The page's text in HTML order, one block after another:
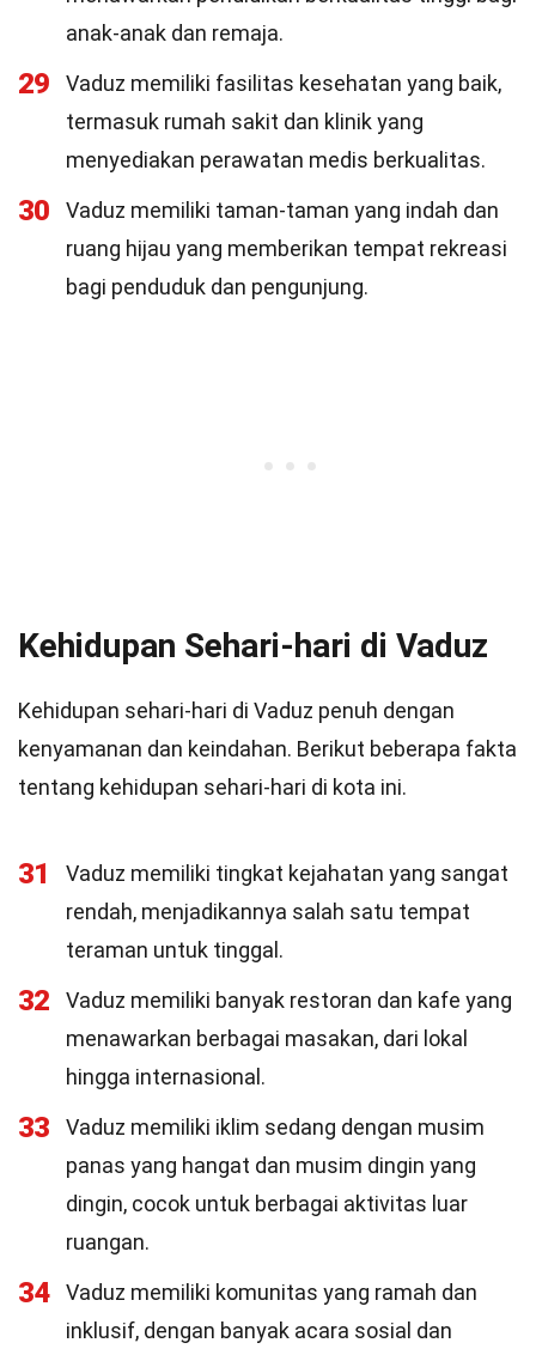
anak-anak dan remaja.
29
Vaduz memiliki fasilitas kesehatan yang baik,
termasuk rumah sakit dan klinik yang
menyediakan perawatan medis berkualitas.
30
Vaduz memiliki taman-taman yang indah dan
ruang hijau yang memberikan tempat rekreasi
bagi penduduk dan pengunjung.
Kehidupan Sehari-hari di Vaduz
Kehidupan sehari-hari di Vaduz penuh dengan
kenyamanan dan keindahan. Berikut beberapa fakta
tentang kehidupan sehari-hari di kota ini.
31
Vaduz memiliki tingkat kejahatan yang sangat
rendah, menjadikannya salah satu tempat
teraman untuk tinggal.
32
Vaduz memiliki banyak restoran dan kafe yang
menawarkan berbagai masakan, dari lokal
hingga internasional.
33
Vaduz memiliki iklim sedang dengan musim
panas yang hangat dan musim dingin yang
dingin, cocok untuk berbagai aktivitas luar
ruangan.
34
Vaduz memiliki komunitas yang ramah dan
inklusif, dengan banyak acara sosial dan